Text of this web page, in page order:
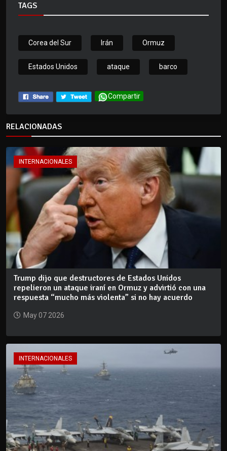
TAGS
Corea del Sur Irán Ormuz
Estados Unidos ataque barco
Compartir
RELACIONADAS
INTERNACIONALES
Trump dijo que destructores de Estados Unidos
repelieron un ataque iraní en Ormuz y advirtió con una
respuesta “mucho más violenta” si no hay acuerdo
May 07 2026
INTERNACIONALES